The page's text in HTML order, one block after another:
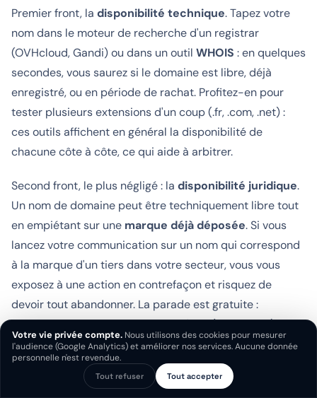
Premier front, la disponibilité technique. Tapez votre
nom dans le moteur de recherche d'un registrar
(OVHcloud, Gandi) ou dans un outil WHOIS : en quelques
secondes, vous saurez si le domaine est libre, déjà
enregistré, ou en période de rachat. Profitez-en pour
tester plusieurs extensions d'un coup (.fr, .com, .net) :
ces outils affichent en général la disponibilité de
chacune côte à côte, ce qui aide à arbitrer.
Second front, le plus négligé : la disponibilité juridique.
Un nom de domaine peut être techniquement libre tout
en empiétant sur une marque déjà déposée. Si vous
lancez votre communication sur un nom qui correspond
à la marque d'un tiers dans votre secteur, vous vous
exposez à une action en contrefaçon et risquez de
devoir tout abandonner. La parade est gratuite :
consultez la base de données de l'INPI (data.inpi.fr) et
vérifiez qu'aucune marque identique ou proche n'existe
dans votre domaine d'activité. C'est exactement la
démarche que nous détaillons dans notre guide pour
Votre vie privée compte. Nous utilisons des cookies pour mesurer
l'audience (Google Analytics) et améliorer nos services. Aucune donnée
personnelle n'est revendue.
Tout refuser Tout accepter
WhatsApp